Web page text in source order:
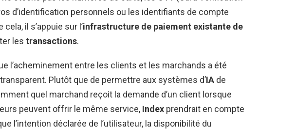
d’identification personnels ou les identifiants de compte
il s’appuie sur l’infrastructure de paiement existante de
les transactions.
l’acheminement entre les clients et les marchands a été
Plutôt que de permettre aux systèmes d’IA de
quel marchand reçoit la demande d’un client lorsque
peuvent offrir le même service, Index prendrait en compte
l’intention déclarée de l’utilisateur, la disponibilité du